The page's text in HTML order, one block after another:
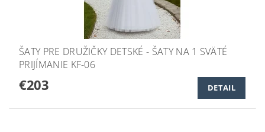
ŠATY PRE DRUŽIČKY DETSKÉ - ŠATY NA 1 SVÄTÉ
PRIJÍMANIE KF-06
€203 DETAIL